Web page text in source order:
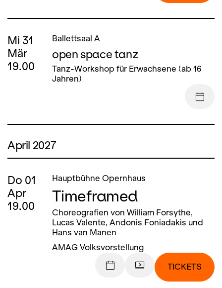
Mi 31
Mär
19.00
Ballettsaal A
open space tanz
Tanz-Workshop für Erwachsene (ab 16
Jahren)
April 2027
Do 01
Apr
19.00
Hauptbühne Opernhaus
Timeframed
Choreografien von William Forsythe,
Lucas Valente, Andonis Foniadakis und
Hans van Manen
AMAG Volksvorstellung
TICKETS